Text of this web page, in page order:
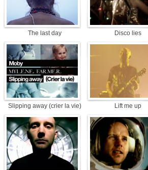
The last day Disco lies
Slipping away (crier la vie) Lift me up